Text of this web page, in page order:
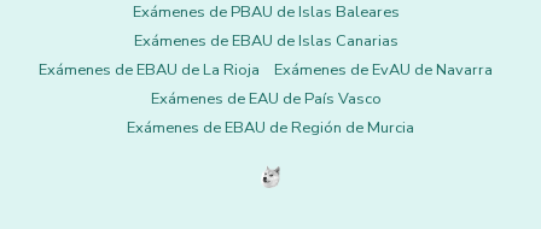
Exámenes de PBAU de Islas Baleares
Exámenes de EBAU de Islas Canarias
Exámenes de EBAU de La Rioja
Exámenes de EvAU de Navarra
Exámenes de EAU de País Vasco
Exámenes de EBAU de Región de Murcia